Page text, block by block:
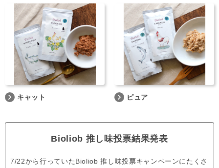
キャット ピュア
Bioliob 推し味投票結果発表
7/22から行っていたBioliob 推し味投票キャンペーンにたくさ